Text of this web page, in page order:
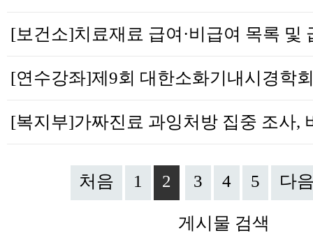
처음 1 2 3 4 5 다
게시물 검색